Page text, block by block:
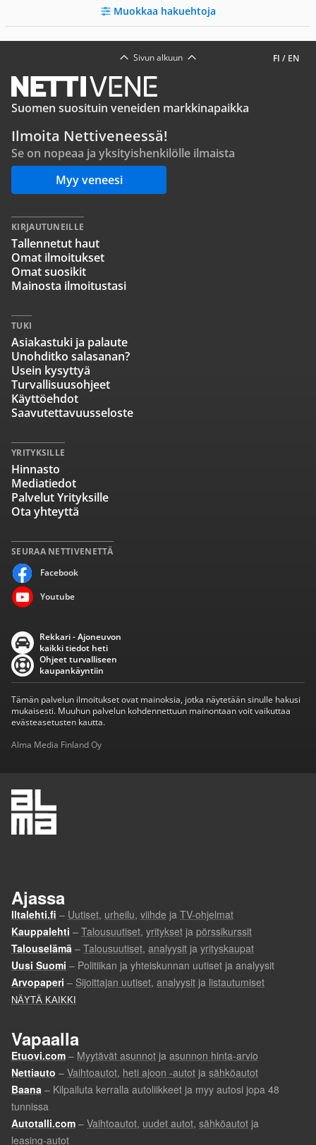
Muokkaa hakuehtoja
FI / EN
Sivun alkuun
Suomen suosituin veneiden markkinapaikka
Ilmoita Nettiveneessä!
Se on nopeaa ja yksityishenkilölle ilmaista
Myy veneesi
SEURAA NETTIVENETTÄ
Facebook
Youtube
KIRJAUTUNEILLE
Tallennetut haut
Omat ilmoitukset
Omat suosikit
Mainosta ilmoitustasi
TUKI
Asiakastuki ja palaute
Unohditko salasanan?
Usein kysyttyä
Turvallisuusohjeet
Käyttöehdot
Saavutettavuusseloste
YRITYKSILLE
Hinnasto
Mediatiedot
Palvelut Yrityksille
Ota yhteyttä
Rekkari - Ajoneuvon
kaikki tiedot heti
Ohjeet turvalliseen
kaupankäyntiin
Tämän palvelun ilmoitukset ovat mainoksia, jotka näytetään sinulle hakusi
mukaisesti. Muuhun palvelun kohdennettuun mainontaan voit vaikuttaa
evästeasetusten kautta.
Alma Media Finland Oy